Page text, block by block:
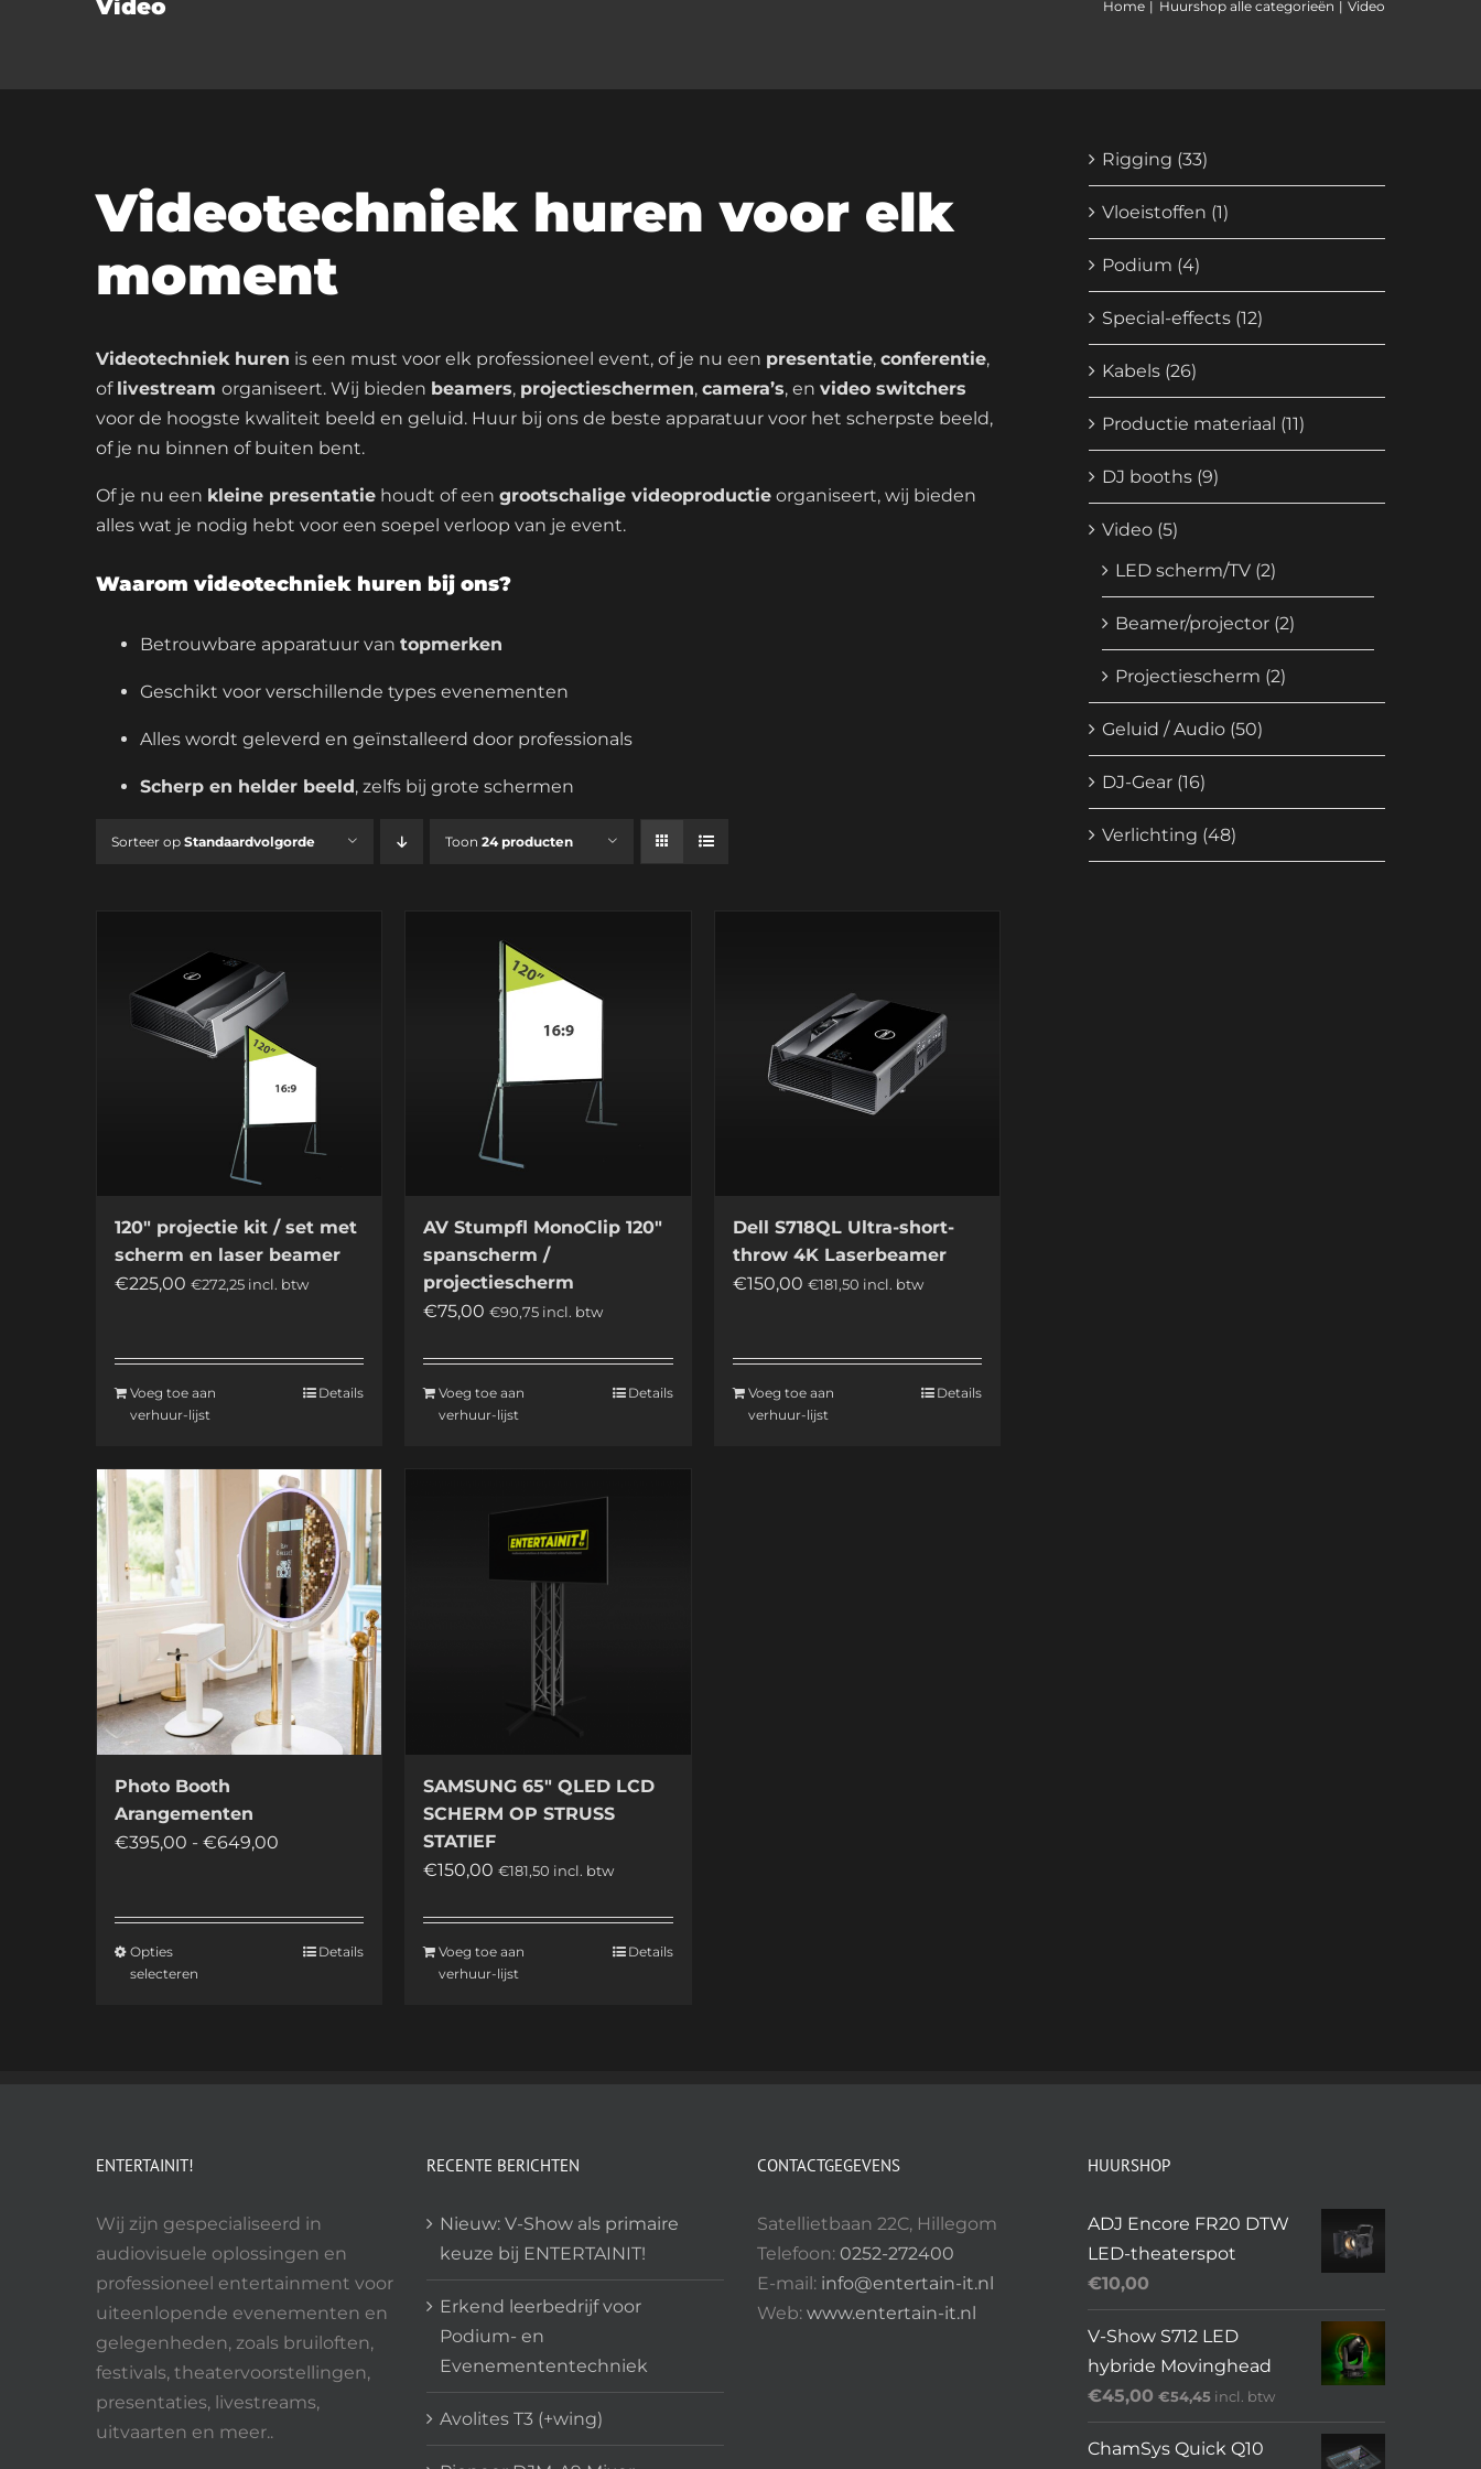
Video Home Huurshop alle categorieën Video
Videotechniek huren voor elk
moment
Videotechniek huren is een must voor elk professioneel event, of je nu een presentatie, conferentie,
of livestream organiseert. Wij bieden beamers, projectieschermen, camera’s, en video switchers
voor de hoogste kwaliteit beeld en geluid. Huur bij ons de beste apparatuur voor het scherpste beeld,
of je nu binnen of buiten bent.
Of je nu een kleine presentatie houdt of een grootschalige videoproductie organiseert, wij bieden
alles wat je nodig hebt voor een soepel verloop van je event.
Waarom videotechniek huren bij ons?
Betrouwbare apparatuur van topmerken
Geschikt voor verschillende types evenementen
Alles wordt geleverd en geïnstalleerd door professionals
Scherp en helder beeld, zelfs bij grote schermen
Sorteer op Standaardvolgorde Toon 24 producten
120″ projectie kit / set met
scherm en laser beamer
€225,00 €272,25 incl. btw
Voeg toe aan
verhuur-lijst
Details
AV Stumpfl MonoClip 120″
spanscherm /
projectiescherm
€75,00 €90,75 incl. btw
Voeg toe aan
verhuur-lijst
Details
Dell S718QL Ultra-short-
throw 4K Laserbeamer
€150,00 €181,50 incl. btw
Voeg toe aan
verhuur-lijst
Details
Photo Booth
Arangementen
€395,00 - €649,00
€649,00
Opties
selecteren
worden
op
de
productpagina
Details
SAMSUNG 65″ QLED LCD
SCHERM OP STRUSS
STATIEF
€150,00 €181,50 incl. btw
Voeg toe aan
verhuur-lijst
Details
Rigging (33)
Vloeistoffen (1)
Podium (4)
Special-effects (12)
Kabels (26)
Productie materiaal (11)
DJ booths (9)
Video (5)
LED scherm/TV (2)
Beamer/projector (2)
Projectiescherm (2)
Geluid / Audio (50)
DJ-Gear (16)
Verlichting (48)
ENTERTAINIT!
Wij zijn gespecialiseerd in
audiovisuele oplossingen en
professioneel entertainment voor
uiteenlopende evenementen en
gelegenheden, zoals bruiloften,
festivals, theatervoorstellingen,
presentaties, livestreams,
uitvaarten en meer..
RECENTE BERICHTEN
Nieuw: V-Show als primaire
keuze bij ENTERTAINIT!
Erkend leerbedrijf voor
Podium- en
Evenemententechniek
Avolites T3 (+wing)
CONTACTGEGEVENS
Satellietbaan 22C, Hillegom
Telefoon: 0252-272400
E-mail: info@entertain-it.nl
Web: www.entertain-it.nl
HUURSHOP
ADJ Encore FR20 DTW
LED-theaterspot
€10,00
V-Show S712 LED
hybride Movinghead
€45,00 €54,45 incl. btw
ChamSys Quick Q10